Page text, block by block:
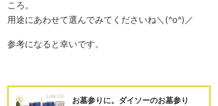
ころ。
用途にあわせて選んでみてくださいね＼(^o^)／
参考になると幸いです。
お墓参りに。ダイソーのお墓参り